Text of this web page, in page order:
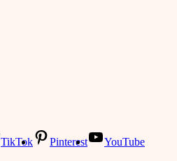
TikTok Pinterest YouTube